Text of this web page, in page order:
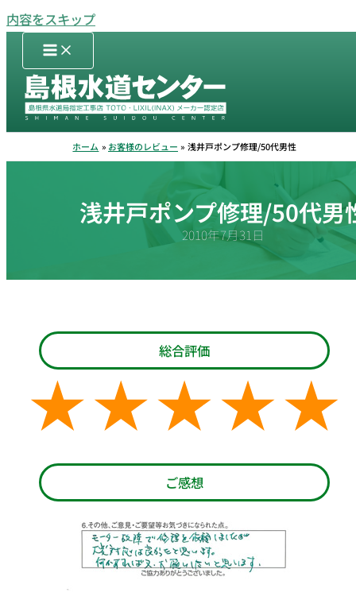
内容をスキップ
ホーム お客様のレビュー 浅井戸ポンプ修理/50代男性
浅井戸ポンプ修理/50代男
2010年7月31日
総合評価
ご感想